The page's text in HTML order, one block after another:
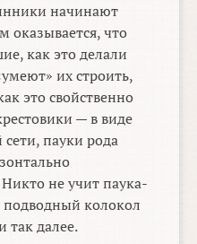
начинают
оказывается, что
как это делали
их строить,
это свойственно
— в виде
пауки рода
не учит паука-
подводный колокол
так далее.